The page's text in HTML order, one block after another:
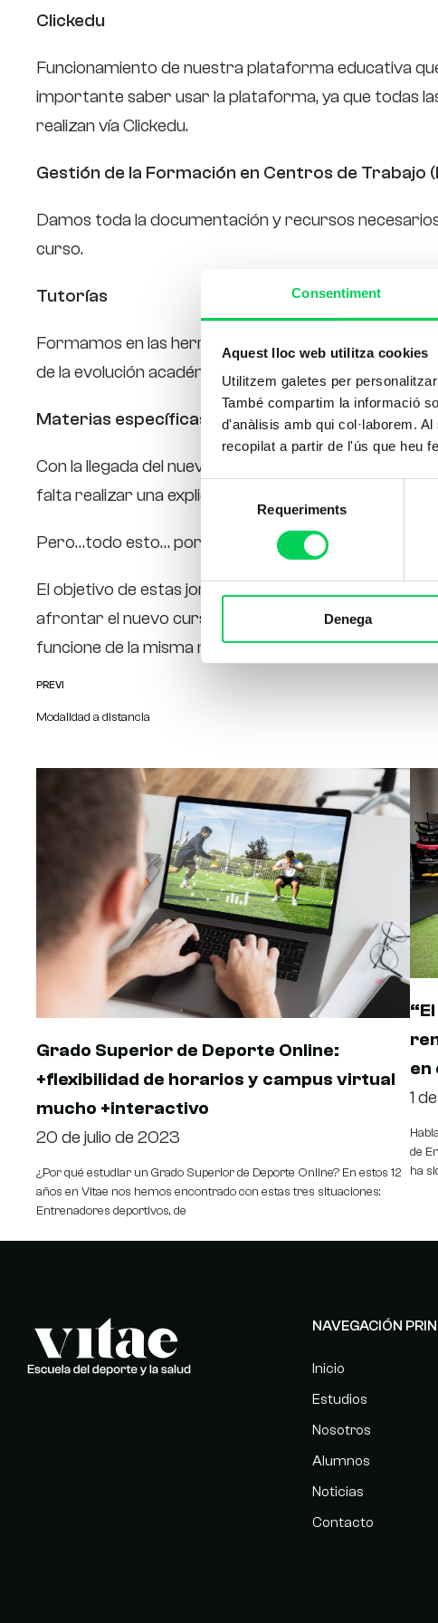
Consentiment
Aquest lloc web utilitza cookies
Utilitzem galetes per
També compartim la informació
d'anàlisis amb qui col·laborem.
recopilat a partir de l'ús que heu
consentiment
Requeriments
Denega
Clickedu
Funcionamiento de nuestra plataforma educativa
importante saber usar la plataforma, ya que todas
realizan vía Clickedu.
Gestión de la Formación en Centros de Trabajo
Damos toda la documentación y recursos
curso.
Tutorías
Formamos en las herramientas, recursos y
de la evolución académica del alumnado..
Materias específicas de GMNTL
Con la llegada del nuevo ciclo formativo de grado
falta realizar una explicación a fondo de la normativa
Pero…todo esto… porque?
El objetivo de estas jornadas formativas es facilitar
afrontar el nuevo curso escolar respetando la
funcione de la misma manera cumpliendo con
PREVI
Modalidad a distancia
Grado Superior de Deporte Online:
+flexibilidad de horarios y campus virtual
mucho +interactivo
20 de julio de 2023
¿Por qué estudiar un Grado Superior de Deporte Online? En estos 12
años en Vitae nos hemos encontrado con estas tres situaciones:
Entrenadores deportivos, de
en
1
de
ha
NAVEGACIÓN
Inicio
Estudios
Nosotros
Alumnos
Noticias
Contacto